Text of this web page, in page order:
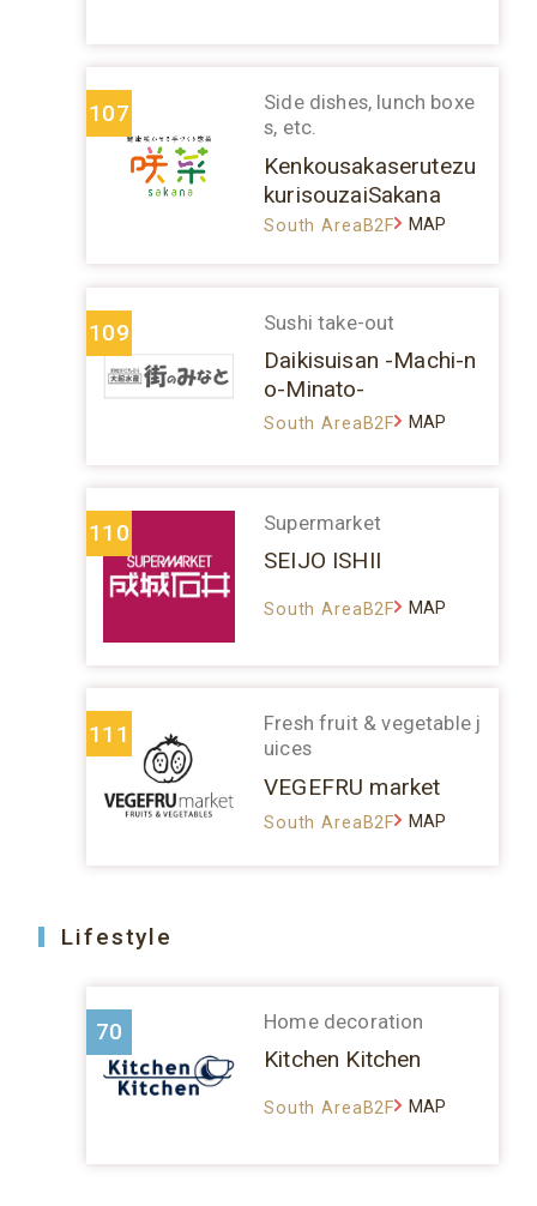
107
Side dishes, lunch boxe
s, etc.
Kenkousakaserutezu
kurisouzaiSakana
South AreaB2F MAP
109 Sushi take-out
Daikisuisan -Machi-n
o-Minato-
South AreaB2F MAP
110 Supermarket
SEIJO ISHII
South AreaB2F MAP
111
Fresh fruit & vegetable j
uices
VEGEFRU market
South AreaB2F MAP
Lifestyle
70 Home decoration
Kitchen Kitchen
South AreaB2F MAP